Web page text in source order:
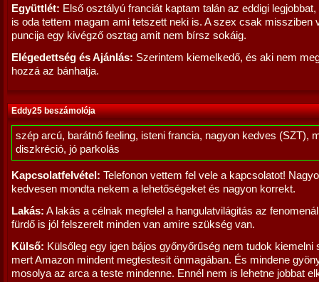
Együttlét: Első osztályú franciát kaptam talán az eddigi legjobbat,
is oda tettem magam ami tetszett neki is. A szex csak missziben
puncija egy kivégző osztag amit nem bírsz sokáig.
Elégedettség és Ajánlás: Szerintem kiemelkedő, és aki nem
hozzá az bánhatja.
Eddy25 beszámolója
szép arcú, barátnő feeling, isteni francia, nagyon kedves (SZT),
diszkréció, jó parkolás
Kapcsolatfelvétel: Telefonon vettem fel vele a kapcsolatot!
kedvesen mondta nekem a lehetőségeket és nagyon korrekt.
Lakás: A lakás a célnak megfelel a hangulatvilágitás az
fürdő is jól felszerelt minden van amire szükség van.
Külső: Külsőleg egy igen bájos győnyőrűség nem tudok kiemelni
mert Amazon mindent megtestesit önmagában. És mindene
mosolya az arca a teste mindenne. Ennél nem is lehetne jobbat